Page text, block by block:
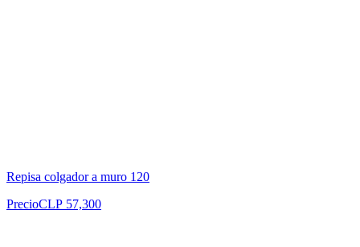
Repisa colgador a muro 120
PrecioCLP 57,300